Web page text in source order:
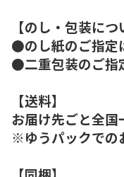
【のし・包装につ
●のし紙のご指定
●二重包装のご指
【送料】
お届け先ごと全国
※ゆうパックでの